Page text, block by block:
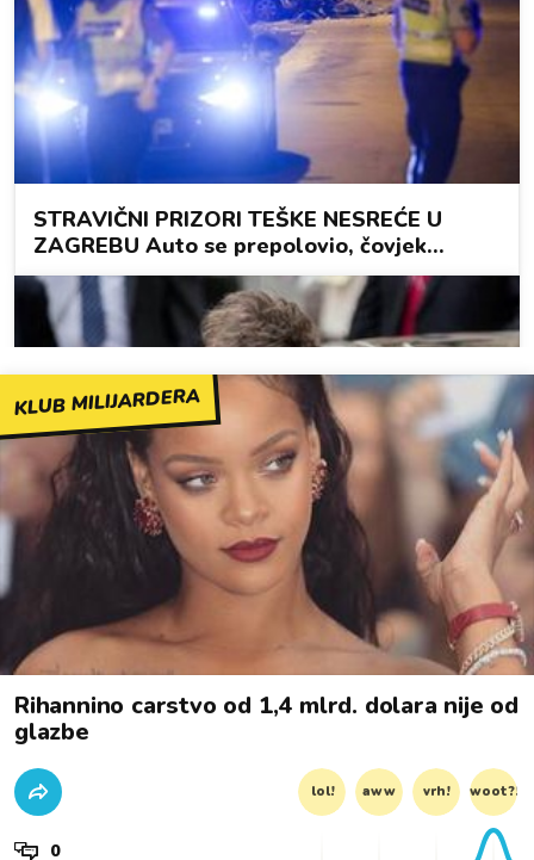
KLUB MILIJARDERA
Rihannino carstvo od 1,4 mlrd. dolara nije od
glazbe
lol! aww vrh! woot?!
0